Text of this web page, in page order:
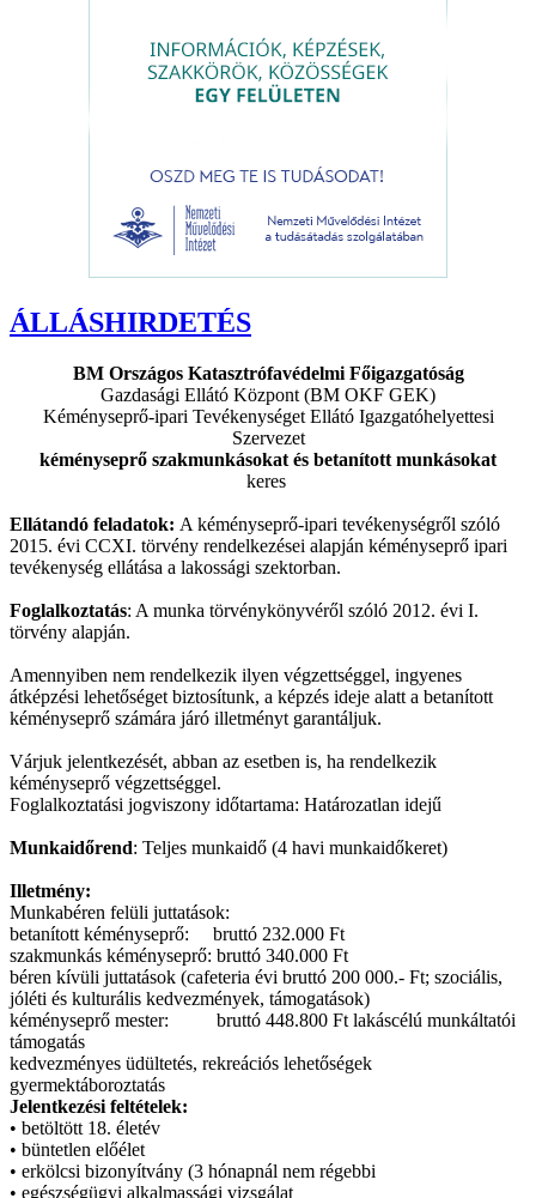
ÁLLÁSHIRDETÉS
BM Országos Katasztrófavédelmi Főigazgatóság
Gazdasági Ellátó Központ (BM OKF GEK)
Kéményseprő-ipari Tevékenységet Ellátó Igazgatóhelyettesi
Szervezet
kéményseprő szakmunkásokat és betanított munkásokat
keres
Ellátandó feladatok: A kéményseprő-ipari tevékenységről szóló
2015. évi CCXI. törvény rendelkezései alapján kéményseprő ipari
tevékenység ellátása a lakossági szektorban.
Foglalkoztatás: A munka törvénykönyvéről szóló 2012. évi I.
törvény alapján.
Amennyiben nem rendelkezik ilyen végzettséggel, ingyenes
átképzési lehetőséget biztosítunk, a képzés ideje alatt a betanított
kéményseprő számára járó illetményt garantáljuk.
Várjuk jelentkezését, abban az esetben is, ha rendelkezik
kéményseprő végzettséggel.
Foglalkoztatási jogviszony időtartama: Határozatlan idejű
Munkaidőrend: Teljes munkaidő (4 havi munkaidőkeret)
Illetmény:
Munkabéren felüli juttatások:
betanított kéményseprő: bruttó 232.000 Ft
szakmunkás kéményseprő: bruttó 340.000 Ft
béren kívüli juttatások (cafeteria évi bruttó 200 000.- Ft; szociális,
jóléti és kulturális kedvezmények, támogatások)
kéményseprő mester: bruttó 448.800 Ft lakáscélú munkáltatói
támogatás
kedvezményes üdültetés, rekreációs lehetőségek
gyermektáboroztatás
Jelentkezési feltételek:
• betöltött 18. életév
• büntetlen előélet
• erkölcsi bizonyítvány (3 hónapnál nem régebbi
• egészségügyi alkalmassági vizsgálat